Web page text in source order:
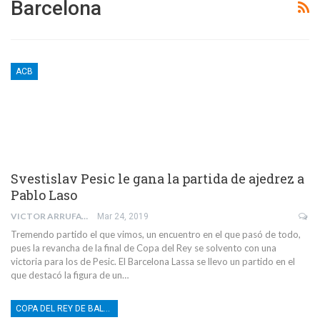
Barcelona
ACB
Svestislav Pesic le gana la partida de ajedrez a
Pablo Laso
VICTOR ARRUFAT EDO Mar 24, 2019
Tremendo partido el que vimos, un encuentro en el que pasó de todo,
pues la revancha de la final de Copa del Rey se solvento con una
victoria para los de Pesic. El Barcelona Lassa se llevo un partido en el
que destacó la figura de un…
COPA DEL REY DE BALONCESTO